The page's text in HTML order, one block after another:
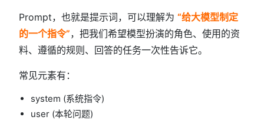
Prompt，也就是提示词，可以理解为 “给大模型制定
的一个指令”，把我们希望模型扮演的角色、使用的资
料、遵循的规则、回答的任务一次性告诉它。
常见元素有：
system (系统指令)
user (本轮问题)